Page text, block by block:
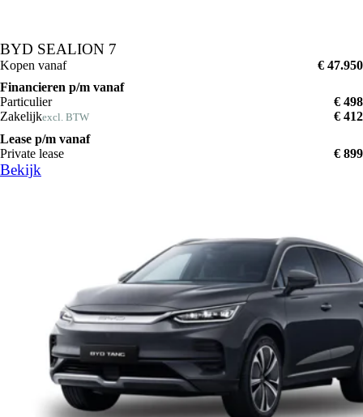
BYD SEALION 7
Kopen vanaf
€ 47.950
Financieren p/m vanaf
Particulier
€ 498
Zakelijkexcl. BTW
€ 412
Lease p/m vanaf
Private lease
€ 899
Bekijk